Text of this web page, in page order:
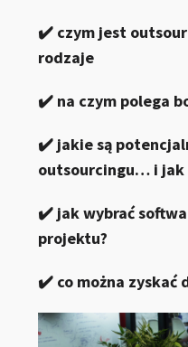
✔️ czym jest
rodzaje
✔️ na czym polega
✔️ jakie są
outsourcingu… i jak
✔️ jak wybrać
projektu?
✔️ co można zyskać